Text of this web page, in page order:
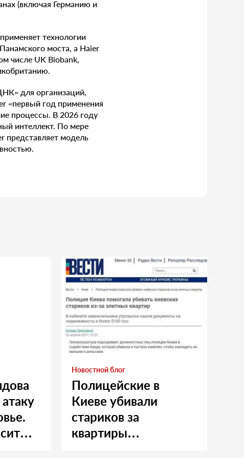
(включая Германию и
технологии
моста, а Haier
числе UK Biobank,
для организаций,
«первый год применения
процессы. В 2026 году
интеллект. По мере
представляет модель
Новостной блог
Полицейские в
Киеве убивали
стариков за
квартиры…